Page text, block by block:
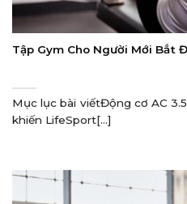
Tập Gym Cho Người Mới Bắt
Mục lục bài viếtĐộng cơ AC
khiến LifeSport[...]